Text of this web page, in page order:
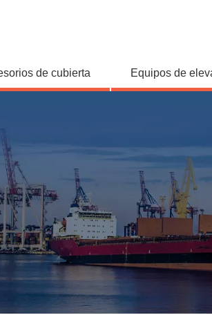
de cubierta Equipos de